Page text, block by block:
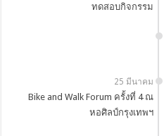
ทดสอบกิจกรรม
25 มีนาคม
Bike and Walk Forum ครั้งที่ 4 ณ
หอศิลป์กรุงเทพฯ